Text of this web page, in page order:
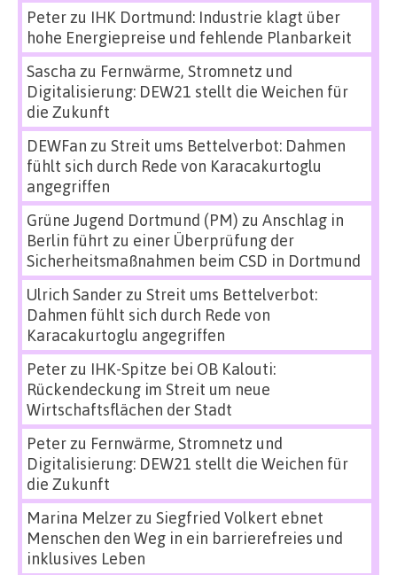
Peterzu IHK Dortmund: Industrie klagt über
hohe Energiepreise und fehlende Planbarkeit
Sascha zu Fernwärme, Stromnetz und
Digitalisierung: DEW21 stellt die Weichen für
die Zukunft
DEWFan zu Streit ums Bettelverbot: Dahmen
fühlt sich durch Rede von Karacakurtoglu
angegriffen
Grüne Jugend Dortmund (PM) zu Anschlag in
Berlin führt zu einer Überprüfung der
Sicherheitsmaßnahmen beim CSD in Dortmund
Ulrich Sanderzu Streit ums Bettelverbot:
Dahmen fühlt sich durch Rede von
Karacakurtoglu angegriffen
Peterzu IHK-Spitze bei OB Kalouti:
Rückendeckung im Streit um neue
Wirtschaftsflächen der Stadt
Peterzu Fernwärme, Stromnetz und
Digitalisierung: DEW21 stellt die Weichen für
die Zukunft
Marina Melzerzu Siegfried Volkert ebnet
Menschen den Weg in ein barrierefreies und
inklusives Leben